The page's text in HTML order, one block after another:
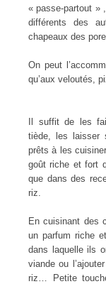
« passe-partout »
différents des
chapeaux des
On peut
qu’aux veloutés,
Il suffit de les
tiède, les laisser
prêts à les
goût riche et fort
que dans des
riz.
En cuisinant des
un parfum riche
dans laquelle ils
viande ou
riz… Petite